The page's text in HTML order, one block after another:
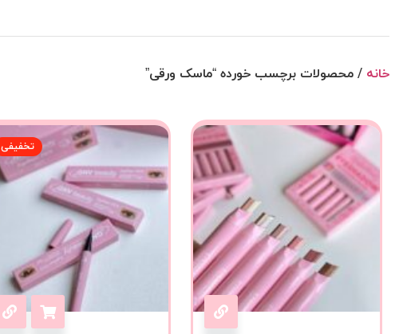
خانه / محصولات برچسب خورده “ماسک ورقی”
تخفیفی